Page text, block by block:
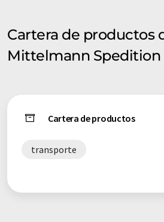
Cartera de productos
Mittelmann Spedition
Cartera de productos
transporte